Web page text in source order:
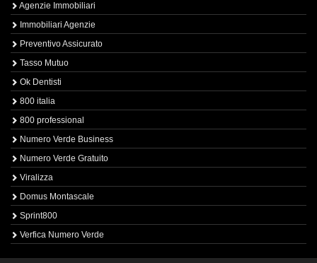
Agenzie Immobiliari
Immobiliari Agenzie
Preventivo Assicurato
Tasso Mutuo
Ok Dentisti
800 italia
800 professional
Numero Verde Business
Numero Verde Gratuito
Viralizza
Domus Montascale
Sprint800
Verfica Numero Verde